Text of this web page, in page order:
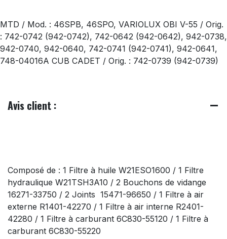
MTD / Mod. : 46SPB, 46SPO, VARIOLUX OBI V-55 / Orig.
: 742-0742 (942-0742), 742-0642 (942-0642), 942-0738,
942-0740, 942-0640, 742-0741 (942-0741), 942-0641,
748-04016A CUB CADET / Orig. : 742-0739 (942-0739)
Avis client :
Composé de : 1 Filtre à huile W21ESO1600 / 1 Filtre
hydraulique W21TSH3A10 / 2 Bouchons de vidange
16271-33750 / 2 Joints 15471-96650 / 1 Filtre à air
externe R1401-42270 / 1 Filtre à air interne R2401-
42280 / 1 Filtre à carburant 6C830-55120 / 1 Filtre à
carburant 6C830-55220